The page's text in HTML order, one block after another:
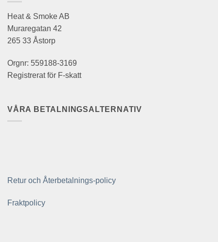
Heat & Smoke AB
Muraregatan 42
265 33 Åstorp
Orgnr: 559188-3169
Registrerat för F-skatt
VÅRA BETALNINGSALTERNATIV
Retur och Återbetalnings-policy
Fraktpolicy